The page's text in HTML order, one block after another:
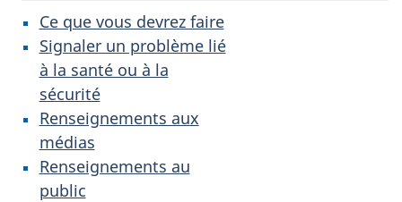
Ce que vous devrez faire
Signaler un problème lié
à la santé ou à la
sécurité
Renseignements aux
médias
Renseignements au
public